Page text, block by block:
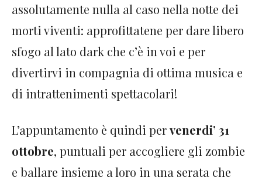
assolutamente nulla al caso nella notte dei
morti viventi: approfittatene per dare libero
sfogo al lato dark che c’è in voi e per
divertirvi in compagnia di ottima musica e
di intrattenimenti spettacolari!
L’appuntamento è quindi pervenerdi’ 31
ottobre, puntuali per accogliere gli zombie
e ballare insieme a loro in una serata che